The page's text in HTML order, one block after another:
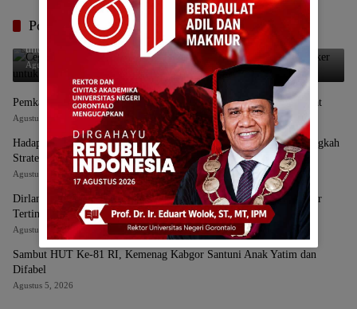
Pos Terbaru
Cegah ISPA Saat Kemarau, Dinkes Kabgor Siapkan Ribuan Masker
untuk Masyarakat
Agustus 6, 2026
Pemkab Gorontalo akan Gelar Job Fit Eselon II Dalam Waktu Dekat
Agustus 6, 2026
Hadapi Tantangan Posyandu, Maryam Sofyan Puhi Beberkan 4 Langkah
Strategis
Agustus 6, 2026
Dirlantas Polda Gorontalo Ungkap Data Lakalantas Terbaru: Kabgor
Tertinggi, Bone Bolango Paling Fatal
Agustus 6, 2026
Sambut HUT Ke-81 RI, Kemenag Kabgor Santuni Anak Yatim dan
Difabel
Agustus 5, 2026